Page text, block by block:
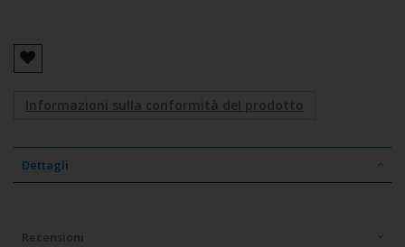
Informazioni sulla conformità del prodotto
Dettagli
Recensioni